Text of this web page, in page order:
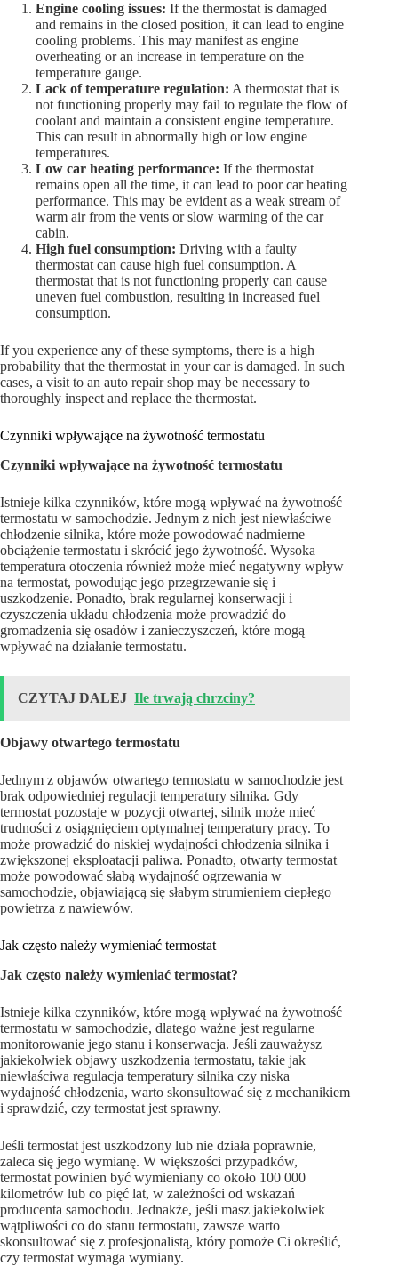
Engine cooling issues: If the thermostat is damaged
and remains in the closed position, it can lead to engine
cooling problems. This may manifest as engine
overheating or an increase in temperature on the
temperature gauge.
Lack of temperature regulation: A thermostat that is
not functioning properly may fail to regulate the flow of
coolant and maintain a consistent engine temperature.
This can result in abnormally high or low engine
temperatures.
Low car heating performance: If the thermostat
remains open all the time, it can lead to poor car heating
performance. This may be evident as a weak stream of
warm air from the vents or slow warming of the car
cabin.
High fuel consumption: Driving with a faulty
thermostat can cause high fuel consumption. A
thermostat that is not functioning properly can cause
uneven fuel combustion, resulting in increased fuel
consumption.
If you experience any of these symptoms, there is a high
probability that the thermostat in your car is damaged. In such
cases, a visit to an auto repair shop may be necessary to
thoroughly inspect and replace the thermostat.
Czynniki wpływające na żywotność termostatu
Czynniki wpływające na żywotność termostatu
Istnieje kilka czynników, które mogą wpływać na żywotność
termostatu w samochodzie. Jednym z nich jest niewłaściwe
chłodzenie silnika, które może powodować nadmierne
obciążenie termostatu i skrócić jego żywotność. Wysoka
temperatura otoczenia również może mieć negatywny wpływ
na termostat, powodując jego przegrzewanie się i
uszkodzenie. Ponadto, brak regularnej konserwacji i
czyszczenia układu chłodzenia może prowadzić do
gromadzenia się osadów i zanieczyszczeń, które mogą
wpływać na działanie termostatu.
CZYTAJ DALEJ Ile trwają chrzciny?
Objawy otwartego termostatu
Jednym z objawów otwartego termostatu w samochodzie jest
brak odpowiedniej regulacji temperatury silnika. Gdy
termostat pozostaje w pozycji otwartej, silnik może mieć
trudności z osiągnięciem optymalnej temperatury pracy. To
może prowadzić do niskiej wydajności chłodzenia silnika i
zwiększonej eksploatacji paliwa. Ponadto, otwarty termostat
może powodować słabą wydajność ogrzewania w
samochodzie, objawiającą się słabym strumieniem ciepłego
powietrza z nawiewów.
Jak często należy wymieniać termostat
Jak często należy wymieniać termostat?
Istnieje kilka czynników, które mogą wpływać na żywotność
termostatu w samochodzie, dlatego ważne jest regularne
monitorowanie jego stanu i konserwacja. Jeśli zauważysz
jakiekolwiek objawy uszkodzenia termostatu, takie jak
niewłaściwa regulacja temperatury silnika czy niska
wydajność chłodzenia, warto skonsultować się z mechanikiem
i sprawdzić, czy termostat jest sprawny.
Jeśli termostat jest uszkodzony lub nie działa poprawnie,
zaleca się jego wymianę. W większości przypadków,
termostat powinien być wymieniany co około 100 000
kilometrów lub co pięć lat, w zależności od wskazań
producenta samochodu. Jednakże, jeśli masz jakiekolwiek
wątpliwości co do stanu termostatu, zawsze warto
skonsultować się z profesjonalistą, który pomoże Ci określić,
czy termostat wymaga wymiany.